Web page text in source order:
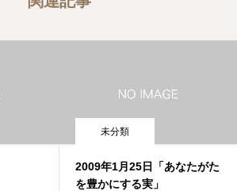
未分類
2009年1月25日「あなたがた
を豊かにする実」